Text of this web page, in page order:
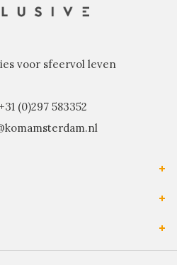
voor sfeervol leven
+31 (0)297 583352